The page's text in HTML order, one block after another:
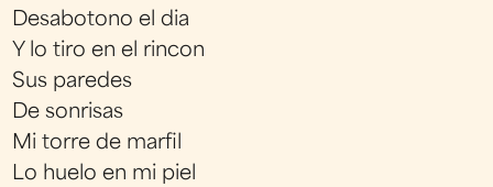
Desabotono el dia
Y lo tiro en el rincon
Sus paredes
De sonrisas
Mi torre de marfil
Lo huelo en mi piel